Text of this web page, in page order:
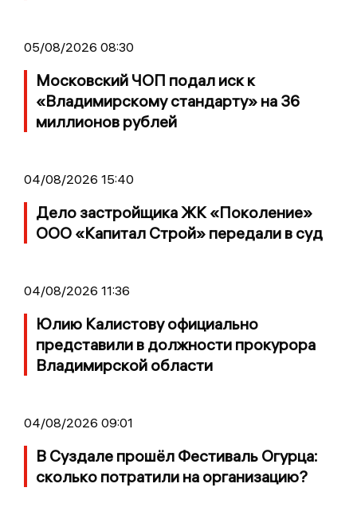
05/08/2026 08:30
Московский ЧОП подал иск к
«Владимирскому стандарту» на 36
миллионов рублей
04/08/2026 15:40
Дело застройщика ЖК «Поколение»
ООО «Капитал Строй» передали в суд
04/08/2026 11:36
Юлию Калистову официально
представили в должности прокурора
Владимирской области
04/08/2026 09:01
В Суздале прошёл Фестиваль Огурца:
сколько потратили на организацию?